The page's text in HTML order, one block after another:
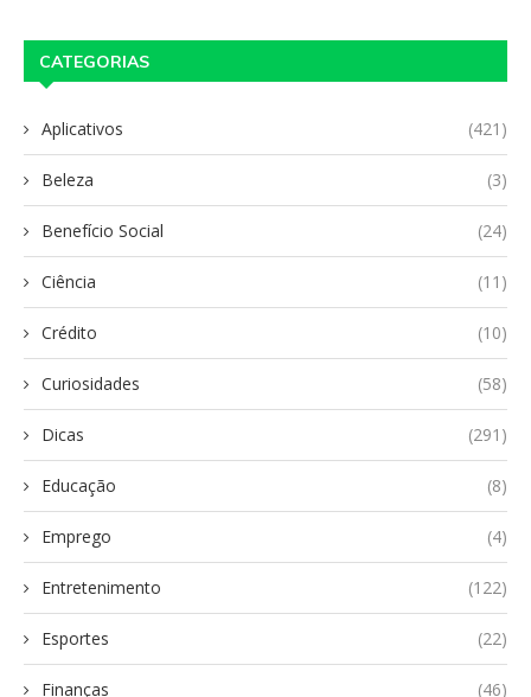
CATEGORIAS
Aplicativos (421)
Beleza (3)
Benefício Social (24)
Ciência (11)
Crédito (10)
Curiosidades (58)
Dicas (291)
Educação (8)
Emprego (4)
Entretenimento (122)
Esportes (22)
Finanças (46)